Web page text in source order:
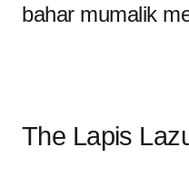
bahar mumalik
The Lapis